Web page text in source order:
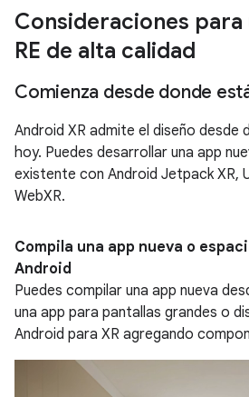
Consideraciones para
RE de alta calidad
Comienza desde donde
Android XR admite el diseño desde
hoy. Puedes desarrollar una app
existente con Android Jetpack XR,
WebXR.
Compila una app nueva o
Android
Puedes compilar una app nueva
una app para pantallas grandes o
Android para XR agregando